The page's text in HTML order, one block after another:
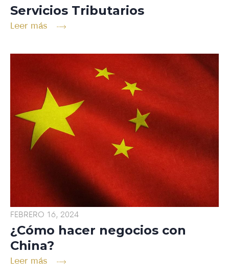
Servicios Tributarios
Leer más
FEBRERO 16, 2024
¿Cómo hacer negocios con
China?
Leer más